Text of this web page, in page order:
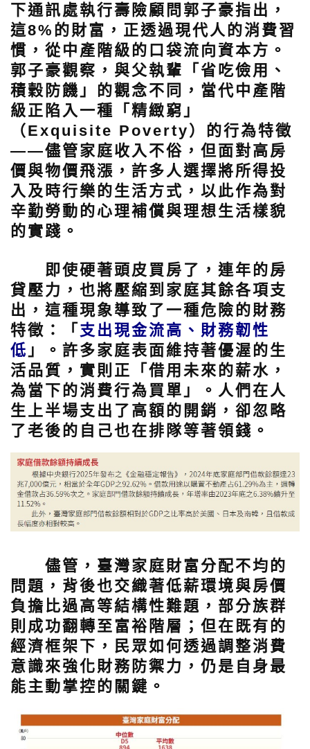
下通訊處執行壽險顧問郭子豪指出，
這8%的財富，正透過現代人的消費習
慣，從中產階級的口袋流向資本方。
郭子豪觀察，與父執輩「省吃儉用、
積穀防饑」的觀念不同，當代中產階
級正陷入一種「精緻窮」
（Exquisite Poverty）的行為特徵
——儘管家庭收入不俗，但面對高房
價與物價飛漲，許多人選擇將所得投
入及時行樂的生活方式，以此作為對
辛勤勞動的心理補償與理想生活樣貌
的實踐。
即使硬著頭皮買房了，連年的房
貸壓力，也將壓縮到家庭其餘各項支
出，這種現象導致了一種危險的財務
特徵：「 支出現金流高、財務韌性
低 」。許多家庭表面維持著優渥的生
活品質，實則正「借用未來的薪水，
為當下的消費行為買單」。人們在人
生上半場支出了高額的開銷，卻忽略
了老後的自己也在排隊等著領錢。
儘管，臺灣家庭財富分配不均的
問題，背後也交織著低薪環境與房價
負擔比過高等結構性難題，部分族群
則成功翻轉至富裕階層；但在既有的
經濟框架下，民眾如何透過調整消費
意識來強化財務防禦力，仍是自身最
能主動掌控的關鍵。